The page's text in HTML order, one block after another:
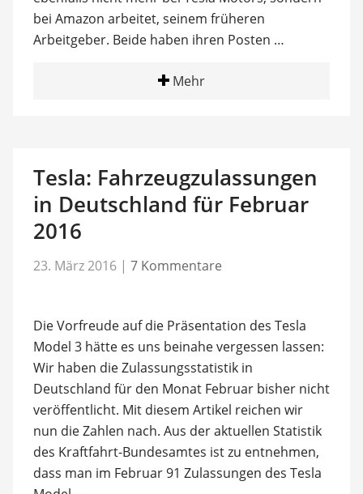
bei Amazon arbeitet, seinem früheren
Arbeitgeber. Beide haben ihren Posten …
Mehr
Tesla: Fahrzeugzulassungen
in Deutschland für Februar
2016
23. März 2016 | 7 Kommentare
Die Vorfreude auf die Präsentation des Tesla
Model 3 hätte es uns beinahe vergessen lassen:
Wir haben die Zulassungsstatistik in
Deutschland für den Monat Februar bisher nicht
veröffentlicht. Mit diesem Artikel reichen wir
nun die Zahlen nach. Aus der aktuellen Statistik
des Kraftfahrt-Bundesamtes ist zu entnehmen,
dass man im Februar 91 Zulassungen des Tesla